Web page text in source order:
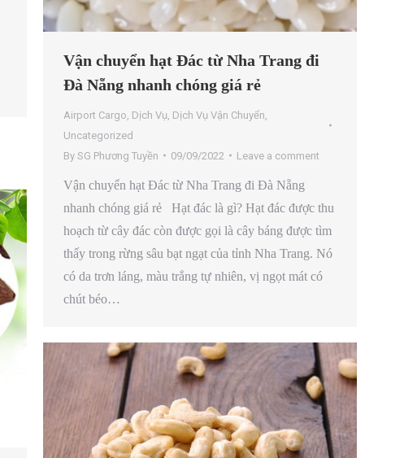
Vận chuyển hạt Đác từ Nha Trang đi
Đà Nẵng nhanh chóng giá rẻ
Airport Cargo Dịch Vụ Dịch Vụ Vận Chuyển
Uncategorized
By SG Phương Tuyền 09/09/2022 Leave a comment
Vận chuyển hạt Đác từ Nha Trang đi Đà Nẵng
nhanh chóng giá rẻ Hạt đác là gì? Hạt đác được thu
hoạch từ cây đác còn được gọi là cây báng được tìm
thấy trong rừng sâu bạt ngạt của tỉnh Nha Trang. Nó
có da trơn láng, màu trắng tự nhiên, vị ngọt mát có
chút béo…